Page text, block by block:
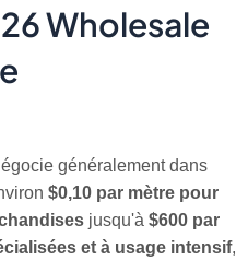
Wholesale
généralement dans
$0,10 par mètre pour
jusqu'à $600 par
et à usage intensif,